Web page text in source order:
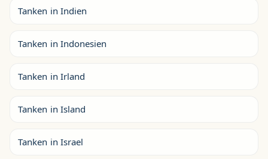
Tanken in Indien
Tanken in Indonesien
Tanken in Irland
Tanken in Island
Tanken in Israel